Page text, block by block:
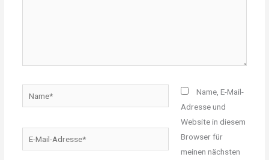
Mail-
Name, E-Mail-
Adresse und
Website in diesem
Browser für
meinen nächsten